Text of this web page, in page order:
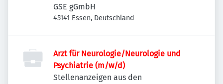
GSE gGmbH
45141 Essen, Deutschland
Arzt für Neurologie/Neurologie und
Psychiatrie (m/w/d)
Stellenanzeigen aus den